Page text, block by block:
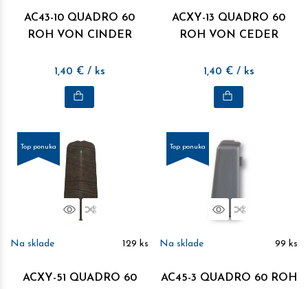
AC43-10 QUADRO 60
ROH VON CINDER
1,40 € / ks
ACXY-13 QUADRO 60
ROH VON CEDER
1,40 € / ks
Top ponuka
NáhľadPorovnať
Na sklade 129 ks
ACXY-51 QUADRO 60
Top ponuka
NáhľadPorovnať
Na sklade 99 ks
AC45-3 QUADRO 60 ROH